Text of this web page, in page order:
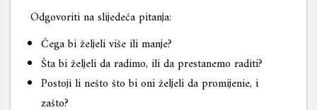
Odgovoriti na slijedeća pitanja:
Čega bi željeli više ili manje?
Šta bi željeli da radimo, ili da prestanemo raditi?
Postoji li nešto što bi oni željeli da promijenie, i
zašto?